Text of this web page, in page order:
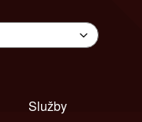
Služby